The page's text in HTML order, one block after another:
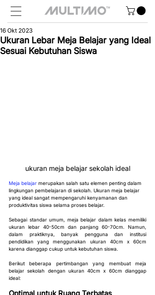
Ukuran Lebar Meja Belajar yang Ideal
Sesuai Kebutuhan Siswa
16 Okt 2023
ukuran meja belajar sekolah ideal
Meja belajar merupakan salah satu elemen penting dalam
lingkungan pembelajaran di sekolah. Ukuran meja belajar
yang ideal sangat mempengaruhi kenyamanan dan
produktivitas siswa selama proses belajar.
Sebagai standar umum, meja belajar dalam kelas memiliki
ukuran lebar 40-50cm dan panjang 60-70cm. Namun,
dalam praktiknya, banyak pengguna dan institusi
pendidikan yang menggunakan ukuran 40cm x 60cm
karena dianggap cukup untuk kebutuhan siswa.
Berikut beberapa pertimbangan yang membuat meja
belajar sekolah dengan ukuran 40cm x 60cm dianggap
ideal: